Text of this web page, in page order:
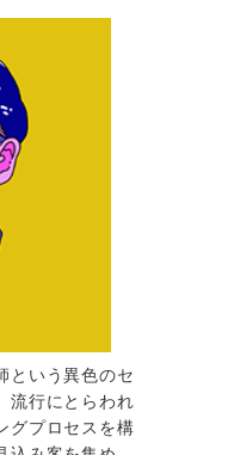
という異色のセ
流行にとらわれ
グプロセスを構